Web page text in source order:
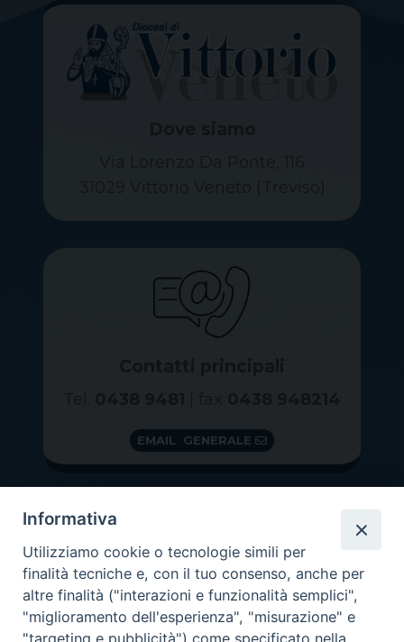
EMAIL GENERALE
Informativa
Utilizziamo cookie o tecnologie simili per
finalità tecniche e, con il tuo consenso, anche per
altre finalità ("interazioni e funzionalità semplici",
"miglioramento dell'esperienza", "misurazione" e